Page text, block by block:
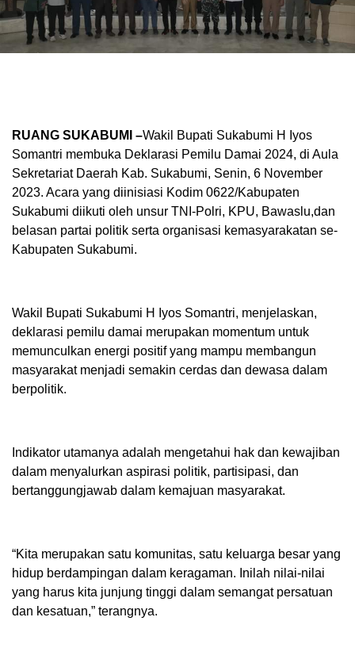
RUANG SUKABUMI –Wakil Bupati Sukabumi H Iyos
Somantri membuka Deklarasi Pemilu Damai 2024, di Aula
Sekretariat Daerah Kab. Sukabumi, Senin, 6 November
2023. Acara yang diinisiasi Kodim 0622/Kabupaten
Sukabumi diikuti oleh unsur TNI-Polri, KPU, Bawaslu,dan
belasan partai politik serta organisasi kemasyarakatan se-
Kabupaten Sukabumi.
Wakil Bupati Sukabumi H Iyos Somantri, menjelaskan,
deklarasi pemilu damai merupakan momentum untuk
memunculkan energi positif yang mampu membangun
masyarakat menjadi semakin cerdas dan dewasa dalam
berpolitik.
Indikator utamanya adalah mengetahui hak dan kewajiban
dalam menyalurkan aspirasi politik, partisipasi, dan
bertanggungjawab dalam kemajuan masyarakat.
“Kita merupakan satu komunitas, satu keluarga besar yang
hidup berdampingan dalam keragaman. Inilah nilai-nilai
yang harus kita junjung tinggi dalam semangat persatuan
dan kesatuan,” terangnya.